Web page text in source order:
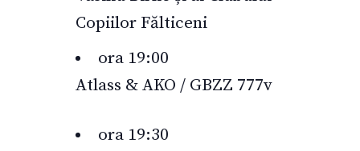
Copiilor Fălticeni
ora 19:00
Atlass & AKO / GBZZ 777v
ora 19:30